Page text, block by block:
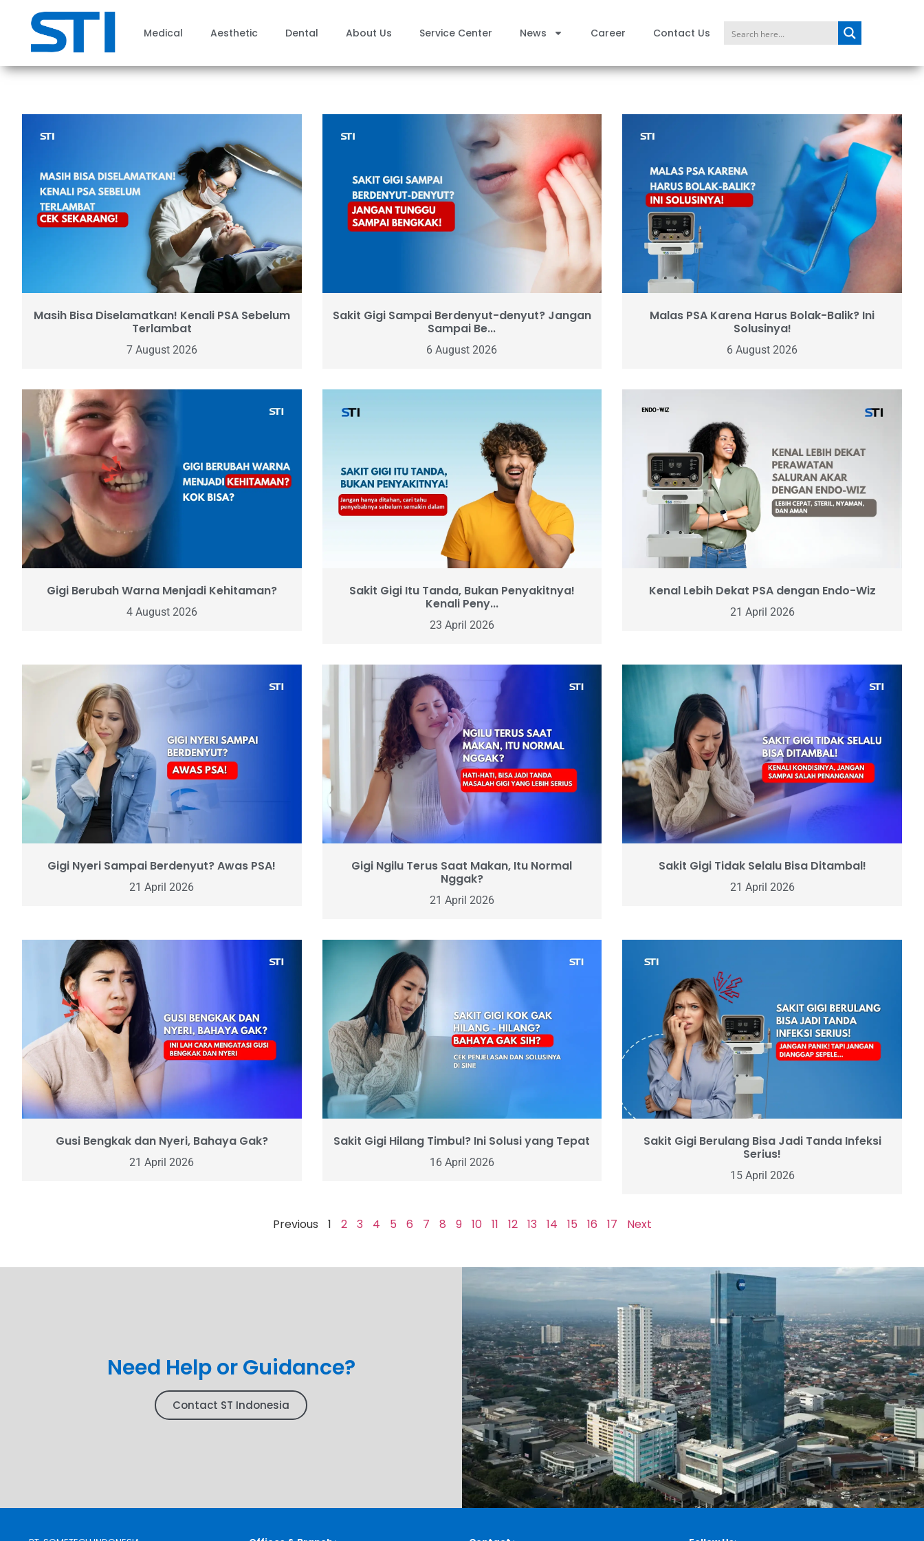
Medical Aesthetic Dental About Us Service Center News Career Contact Us
Masih Bisa Diselamatkan! Kenali PSA Sebelum
Terlambat
7 August 2026
Sakit Gigi Sampai Berdenyut-denyut? Jangan
Sampai Be...
6 August 2026
Malas PSA Karena Harus Bolak-Balik? Ini
Solusinya!
6 August 2026
Gigi Berubah Warna Menjadi Kehitaman?
4 August 2026
Sakit Gigi Itu Tanda, Bukan Penyakitnya!
Kenali Peny...
23 April 2026
Kenal Lebih Dekat PSA dengan Endo-Wiz
21 April 2026
Gigi Nyeri Sampai Berdenyut? Awas PSA!
21 April 2026
Gigi Ngilu Terus Saat Makan, Itu Normal
Nggak?
21 April 2026
Sakit Gigi Tidak Selalu Bisa Ditambal!
21 April 2026
Gusi Bengkak dan Nyeri, Bahaya Gak?
21 April 2026
Sakit Gigi Hilang Timbul? Ini Solusi yang Tepat
16 April 2026
Sakit Gigi Berulang Bisa Jadi Tanda Infeksi
Serius!
15 April 2026
Previous 1 2 3 4 5 6 7 8 9 10 11 12 13 14 15 16 17 Next
Need Help or Guidance?
Contact ST Indonesia